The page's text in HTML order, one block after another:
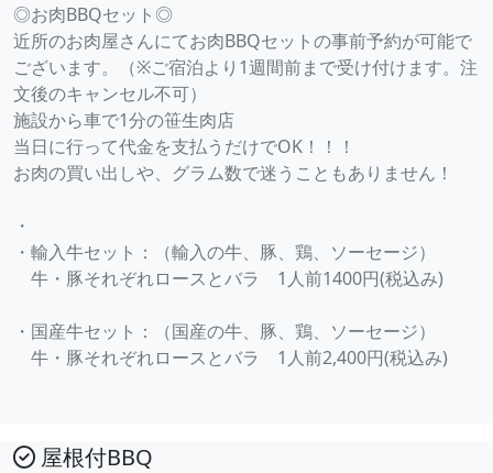
◎お肉BBQセット◎
近所のお肉屋さんにてお肉BBQセットの事前予約が可能で
ございます。（※ご宿泊より1週間前まで受け付けます。注
文後のキャンセル不可）
施設から車で1分の笹生肉店
当日に行って代金を支払うだけでOK！！！
お肉の買い出しや、グラム数で迷うこともありません！
・
・輸入牛セット：（輸入の牛、豚、鶏、ソーセージ）
牛・豚それぞれロースとバラ 1人前1400円(税込み)
・国産牛セット：（国産の牛、豚、鶏、ソーセージ）
牛・豚それぞれロースとバラ 1人前2,400円(税込み)
屋根付BBQ